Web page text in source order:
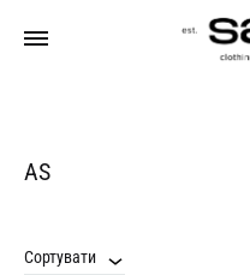
AS
Сортувати